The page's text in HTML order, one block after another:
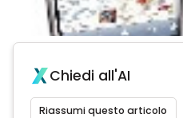
Chiedi all'AI
Riassumi questo articolo